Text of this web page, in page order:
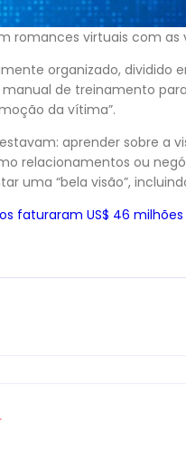
romances virtuais com
organizado, dividido
de treinamento
da vítima”.
aprender sobre a
relacionamentos ou
uma “bela visão”,
faturaram US$ 46